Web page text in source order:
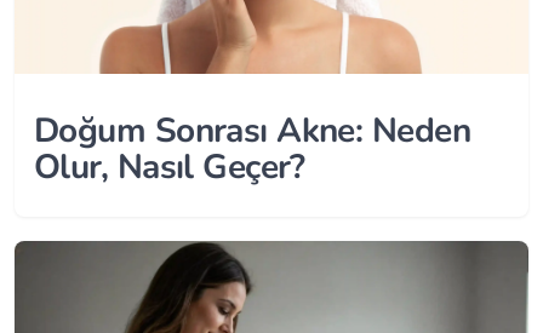
Doğum Sonrası Akne: Neden
Olur, Nasıl Geçer?